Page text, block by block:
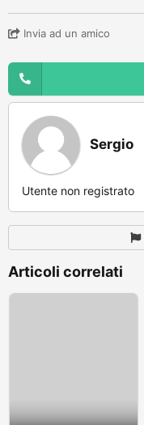
Invia ad un amico
Sergio
Utente non registrato
Articoli correlati